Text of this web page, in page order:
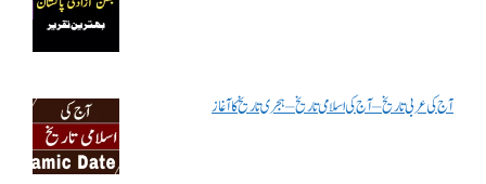
آج کی عربی تاریخ – آج کی اسلامی تاریخ – ہجری تاریخ کا آغاز